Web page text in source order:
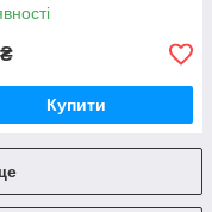
₴
Купити